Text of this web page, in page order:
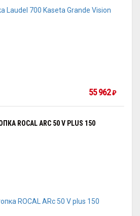
55 962₽
ROCAL ARC 50 V PLUS 150